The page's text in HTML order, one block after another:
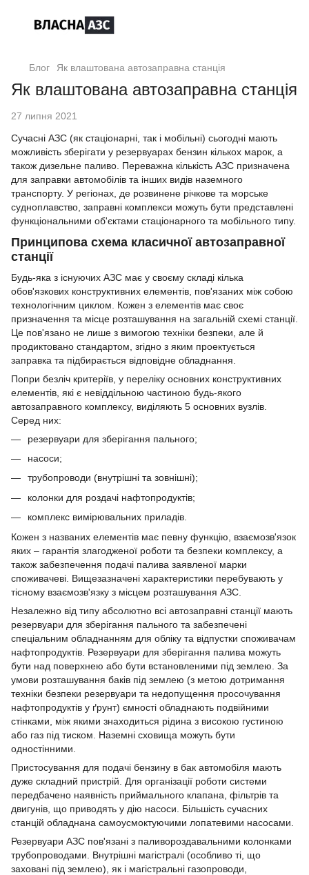
Блог Як влаштована автозаправна станція
Як влаштована автозаправна станція
27 липня 2021
Сучасні АЗС (як стаціонарні, так і мобільні) сьогодні мають
можливість зберігати у резервуарах бензин кількох марок, а
також дизельне паливо. Переважна кількість АЗС призначена
для заправки автомобілів та інших видів наземного
транспорту. У регіонах, де розвинене річкове та морське
судноплавство, заправні комплекси можуть бути представлені
функціональними об'єктами стаціонарного та мобільного типу.
Принципова схема класичної автозаправної
станції
Будь-яка з існуючих АЗС має у своєму складі кілька
обов'язкових конструктивних елементів, пов'язаних між собою
технологічним циклом. Кожен з елементів має своє
призначення та місце розташування на загальній схемі станції.
Це пов'язано не лише з вимогою техніки безпеки, але й
продиктовано стандартом, згідно з яким проектується
заправка та підбирається відповідне обладнання.
Попри безліч критеріїв, у переліку основних конструктивних
елементів, які є невіддільною частиною будь-якого
автозаправного комплексу, виділяють 5 основних вузлів.
Серед них:
резервуари для зберігання пального;
насоси;
трубопроводи (внутрішні та зовнішні);
колонки для роздачі нафтопродуктів;
комплекс вимірювальних приладів.
Кожен з названих елементів має певну функцію, взаємозв'язок
яких – гарантія злагодженої роботи та безпеки комплексу, а
також забезпечення подачі палива заявленої марки
споживачеві. Вищезазначені характеристики перебувають у
тісному взаємозв'язку з місцем розташування АЗС.
Незалежно від типу абсолютно всі автозаправні станції мають
резервуари для зберігання пального та забезпечені
спеціальним обладнанням для обліку та відпустки споживачам
нафтопродуктів. Резервуари для зберігання палива можуть
бути над поверхнею або бути встановленими під землею. За
умови розташування баків під землею (з метою дотримання
техніки безпеки резервуари та недопущення просочування
нафтопродуктів у ґрунт) ємності обладнають подвійними
стінками, між якими знаходиться рідина з високою густиною
або газ під тиском. Наземні сховища можуть бути
одностінними.
Пристосування для подачі бензину в бак автомобіля мають
дуже складний пристрій. Для організації роботи системи
передбачено наявність приймального клапана, фільтрів та
двигунів, що приводять у дію насоси. Більшість сучасних
станцій обладнана самоусмоктуючими лопатевими насосами.
Резервуари АЗС пов'язані з паливороздавальними колонками
трубопроводами. Внутрішні магістралі (особливо ті, що
заховані під землею), як і магістральні газопроводи,